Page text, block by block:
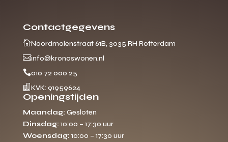
Contactgegevens
Noordmolenstraat 61B, 3035 RH Rotterdam
info@kronoswonen.nl
010 72 000 25
 KVK: 91959624
Openingstijden
Maandag: Gesloten
Dinsdag: 10:00 – 17:30 uur
Woensdag: 10:00 – 17:30 uur